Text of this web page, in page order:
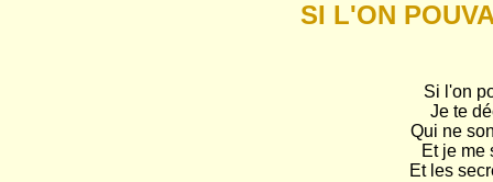
SI L'ON
Si l'on
Je te
Qui ne
Et je me
Et les